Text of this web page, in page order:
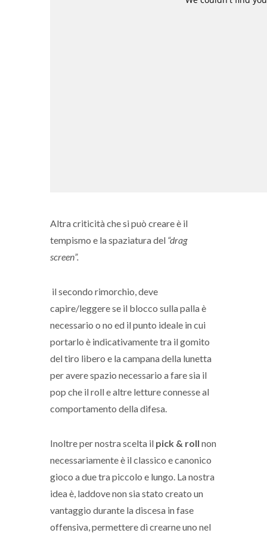
Altra criticità che si può creare è il
tempismo e la spaziatura del “drag
screen”.
il secondo rimorchio, deve
capire/leggere se il blocco sulla palla è
necessario o no ed il punto ideale in cui
portarlo è indicativamente tra il gomito
del tiro libero e la campana della lunetta
per avere spazio necessario a fare sia il
pop che il roll e altre letture connesse al
comportamento della difesa.
Inoltre per nostra scelta il pick & roll non
necessariamente è il classico e canonico
gioco a due tra piccolo e lungo. La nostra
idea è, laddove non sia stato creato un
vantaggio durante la discesa in fase
offensiva, permettere di crearne uno nel